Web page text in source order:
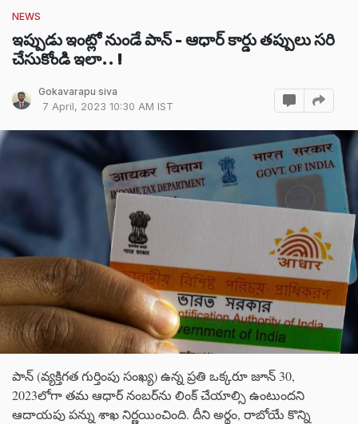
NEWS
ఇప్పుడు ఇంట్లో నుండే పాన్ - ఆధార్ కార్డు తప్పులు సరి
చేసుకోండి ఇలా.. !
Gokavarapu siva
7 April, 2023 10:30 AM IST
పాన్ (వ్యక్తిగత గుర్తింపు సంఖ్య) ఉన్న ప్రతి ఒక్కరూ జూన్ 30,
2023లోగా తమ ఆధార్ నంబర్‌ను లింక్ చేయాల్సి ఉంటుందని
ఆదాయపు పన్ను శాఖ నిర్ణయించింది. దీని అర్థం, రాబోయే కొన్ని